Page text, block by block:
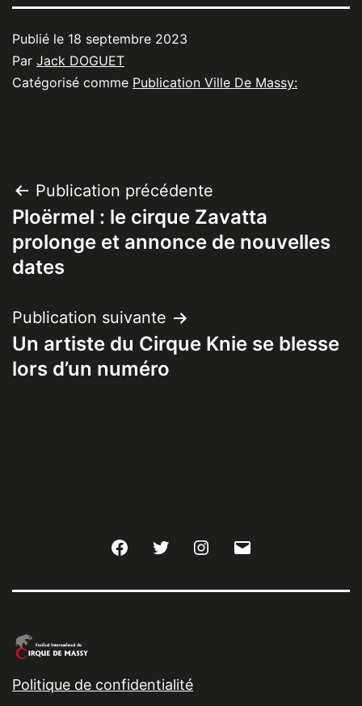
Publié le 18 septembre 2023
Par Jack DOGUET
Catégorisé comme Publication Ville De Massy:
Navigation
de
l’article
Publication précédente
Ploërmel : le cirque Zavatta
prolonge et annonce de nouvelles
dates
Publication suivante
Un artiste du Cirque Knie se blesse
lors d’un numéro
FacebookTwitter Instagram
Politique de confidentialité